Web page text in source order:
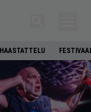
HAASTATTELU